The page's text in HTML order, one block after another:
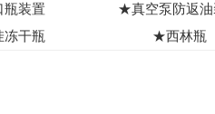
装置
★真空泵防返油
干瓶 ★西林瓶